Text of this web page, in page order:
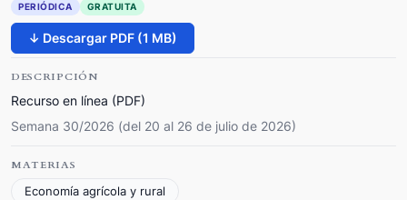
PERIÓDICA GRATUITA
↓ Descargar PDF (1 MB)
DESCRIPCIÓN
Recurso en línea (PDF)
Semana 30/2026 (del 20 al 26 de julio de 2026)
MATERIAS
Economía agrícola y rural